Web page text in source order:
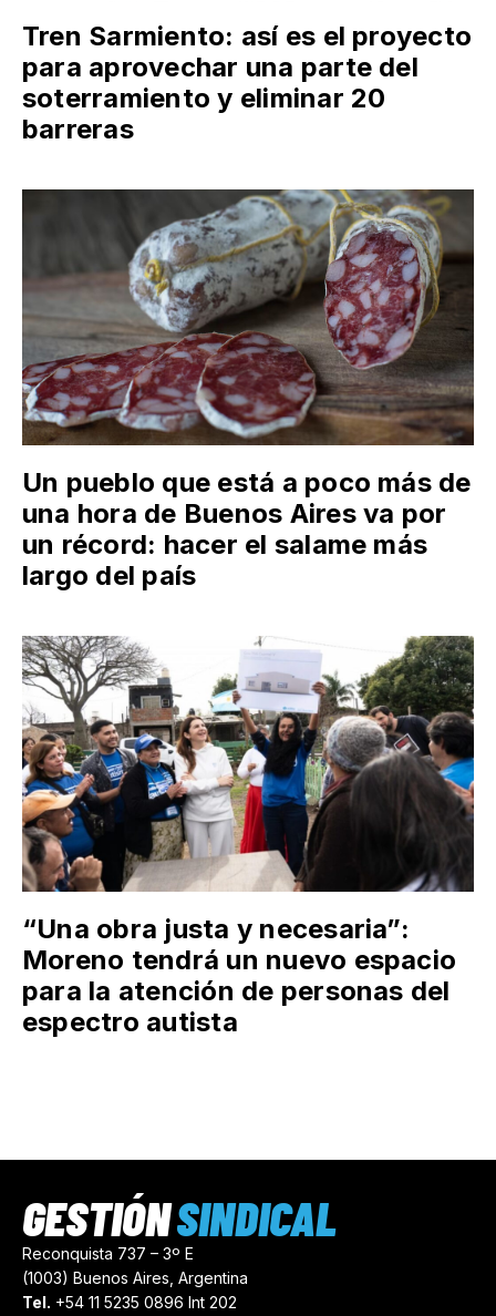
Tren Sarmiento: así es el proyecto
para aprovechar una parte del
soterramiento y eliminar 20
barreras
Un pueblo que está a poco más de
una hora de Buenos Aires va por
un récord: hacer el salame más
largo del país
“Una obra justa y necesaria”:
Moreno tendrá un nuevo espacio
para la atención de personas del
espectro autista
Reconquista 737 – 3º E
(1003) Buenos Aires, Argentina
Tel. +54 11 5235 0896 Int 202
GESTIÓNSINDICAL